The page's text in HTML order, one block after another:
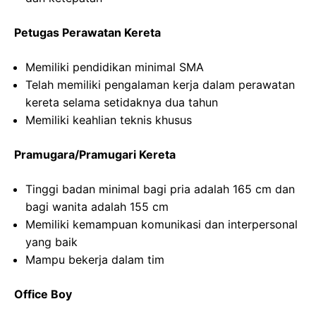
Petugas Perawatan Kereta
Memiliki pendidikan minimal SMA
Telah memiliki pengalaman kerja dalam perawatan
kereta selama setidaknya dua tahun
Memiliki keahlian teknis khusus
Pramugara/Pramugari Kereta
Tinggi badan minimal bagi pria adalah 165 cm dan
bagi wanita adalah 155 cm
Memiliki kemampuan komunikasi dan interpersonal
yang baik
Mampu bekerja dalam tim
Office Boy